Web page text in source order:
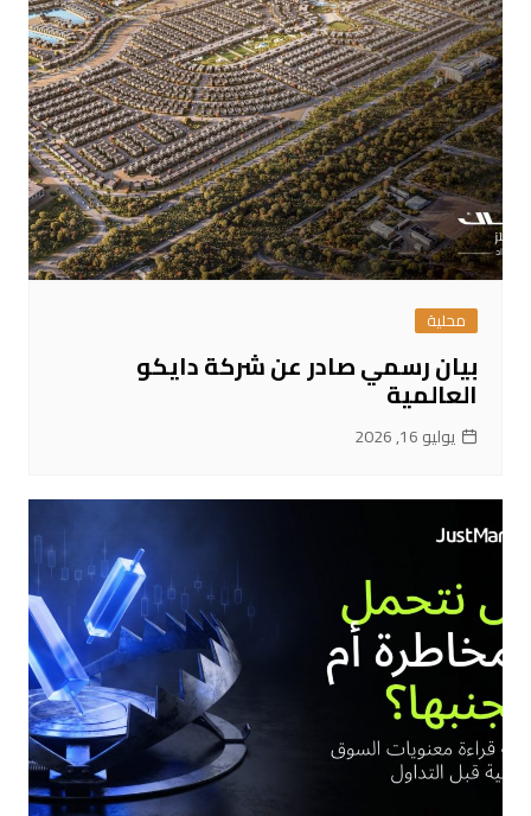
محلية
بيان رسمي صادر عن شركة دايكو
العالمية
يوليو 16, 2026